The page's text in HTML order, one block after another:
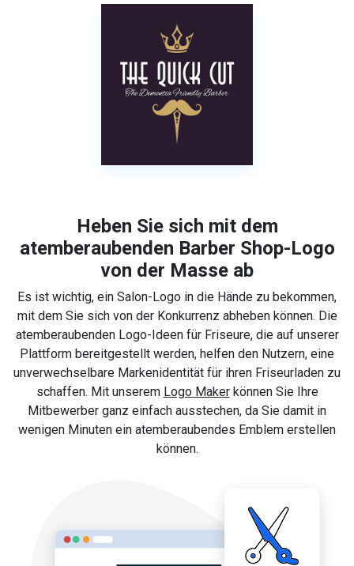
Heben Sie sich mit dem
atemberaubenden Barber Shop-Logo
von der Masse ab
Es ist wichtig, ein Salon-Logo in die Hände zu bekommen,
mit dem Sie sich von der Konkurrenz abheben können. Die
atemberaubenden Logo-Ideen für Friseure, die auf unserer
Plattform bereitgestellt werden, helfen den Nutzern, eine
unverwechselbare Markenidentität für ihren Friseurladen zu
schaffen. Mit unserem Logo Makerkönnen Sie Ihre
Mitbewerber ganz einfach ausstechen, da Sie damit in
wenigen Minuten ein atemberaubendes Emblem erstellen
können.